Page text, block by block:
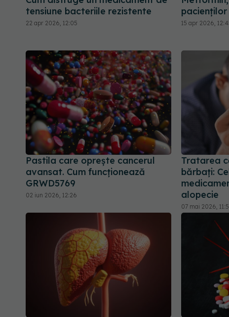
tensiune bacteriile rezistente
22 apr 2026, 12:05 15 apr 2026,
Pastila care oprește cancerul
avansat. Cum funcționează
GRWD5769
02 iun 2026, 12:26
Tratarea
bărbați:
alopecie
07 mai 2026,